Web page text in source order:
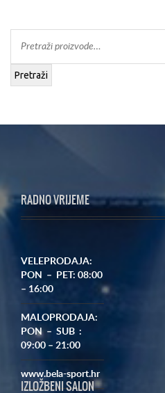
Pretraži
RADNO VRIJEME
VELEPRODAJA:
PON – PET: 08:00
– 16:00
MALOPRODAJA:
PON – SUB :
09:00 – 21:00
www.bela-sport.hr
IZLOŽBENI SALON